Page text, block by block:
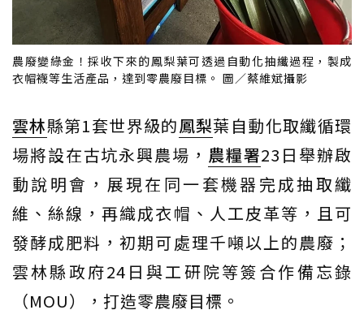
農廢變綠金！採收下來的鳳梨葉可透過自動化抽纖過程，製成
衣帽襪等生活產品，達到零農廢目標。 圖／蔡維斌攝影
雲林縣第1套世界級的鳳梨葉自動化取纖循環
場將設在古坑永興農場， 農糧署23日舉辦啟
動說明會，展現在同一套機器完成抽取纖
維、絲線，再織成衣帽、人工皮革等，且可
發酵成肥料，初期可處理千噸以上的農廢；
雲林縣政府24日與工研院等簽合作備忘錄
（MOU），打造零農廢目標。